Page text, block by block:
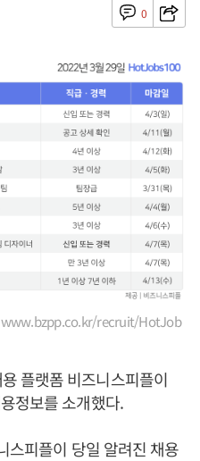
0
www.bzpp.co.kr/recruit/HotJob
플랫폼 비즈니스피플이
정보를 소개했다.
피플이 당일 알려진 채용